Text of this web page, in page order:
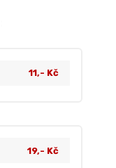
11,- Kč
19,- Kč